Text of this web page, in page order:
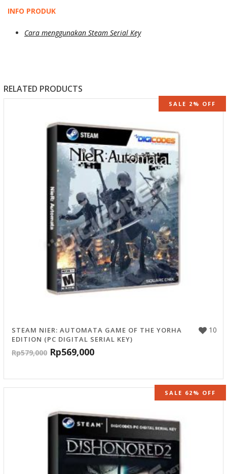
INFO PRODUK
Cara menggunakan Steam Serial Key
RELATED PRODUCTS
SALE 2% OFF
10
STEAM NIER: AUTOMATA GAME OF THE YORHA
EDITION (PC DIGITAL SERIAL KEY)
Rp579,000 Rp569,000
SALE 62% OFF